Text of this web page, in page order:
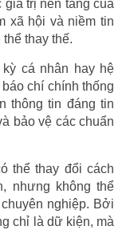
giá trị nền tảng của
xã hội và niềm tin
thay thế.
cá nhân hay hệ
chí chính thống
thông tin đáng tin
bảo vệ các chuẩn
thể thay đổi cách
nhưng không thể
nghiệp. Bởi
chỉ là dữ kiện, mà